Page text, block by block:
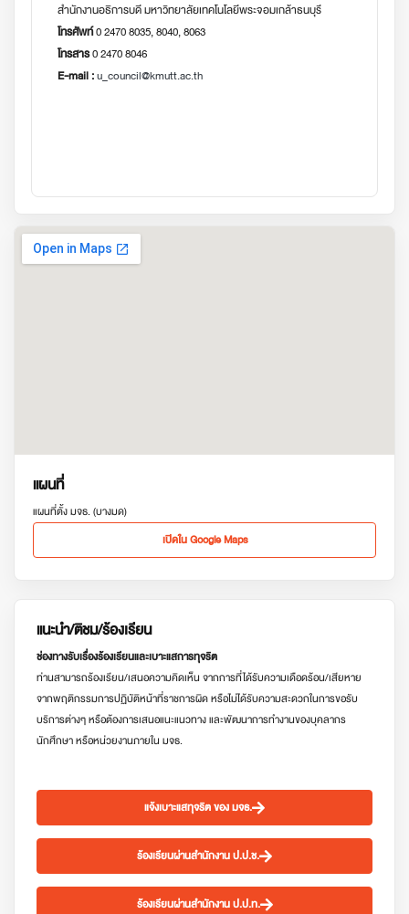
สำนักงานอธิการบดี มหาวิทยาลัยเทคโนโลยีพระจอมเกล้าธนบุรี
โทรศัพท์0 2470 8035, 8040, 8063
โทรสาร0 2470 8046
E-mail :u_council@kmutt.ac.th
แผนที่
แผนที่ตั้ง มจธ. (บางมด)
เปิดใน Google Maps
แนะนำ/ติชม/ร้องเรียน
ช่องทางรับเรื่องร้องเรียนและเบาะแสการทุจริต
ท่านสามารถร้องเรียน/เสนอความคิดเห็น จากการที่ได้รับความเดือดร้อน/เสียหาย
จากพฤติกรรมการปฏิบัติหน้าที่ราชการผิด หรือไม่ได้รับความสะดวกในการขอรับ
บริการต่างๆ หรือต้องการเสนอแนะแนวทาง และพัฒนาการทำงานของบุคลากร
นักศึกษา หรือหน่วยงานภายใน มจธ.
แจ้งเบาะแสทุจริต ของ มจธ.
ร้องเรียนผ่านสำนักงาน ป.ป.ช.
ร้องเรียนผ่านสำนักงาน ป.ป.ท.